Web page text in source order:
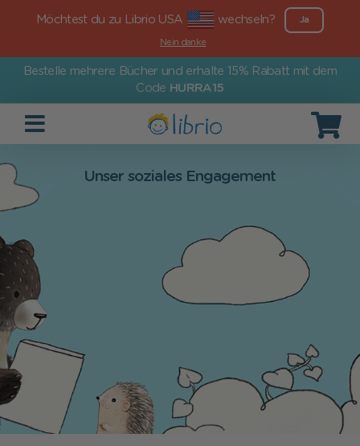
Möchtest du zu Librio USA wechseln? Ja
Nein danke
Bestelle mehrere Bücher und erhalte 15% Rabatt mit dem
Code HURRA15
Unser soziales Engagement